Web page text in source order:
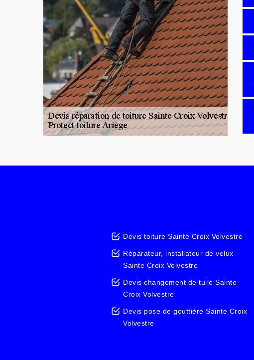
Devis toiture Sainte Croix Volvestre
Réparateur, installateur de velux
Sainte Croix Volvestre
Devis changement de tuile Sainte
Croix Volvestre
Devis pose de gouttière Sainte Croix
Volvestre